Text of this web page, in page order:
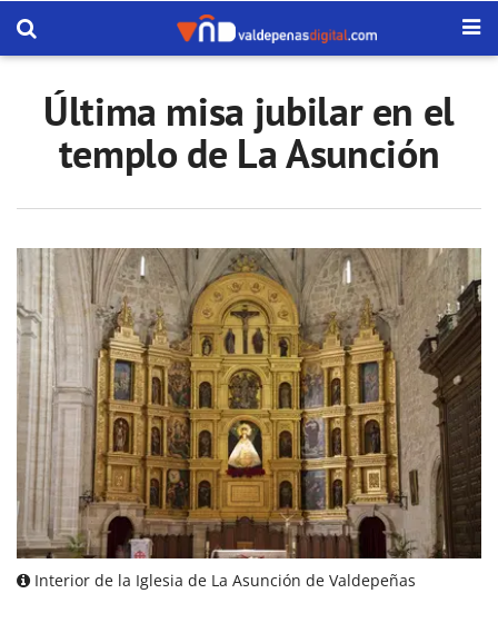
Última misa jubilar en el
templo de La Asunción
Interior de la Iglesia de La Asunción de Valdepeñas